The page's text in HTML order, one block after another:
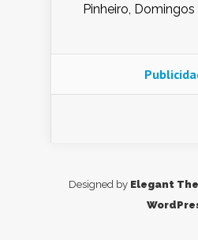
Pinheiro, Domingos
Nunes de Sena,
Glória Pereira,
Designed by Elegant